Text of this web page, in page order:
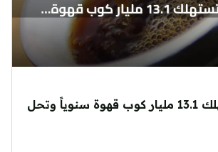
السعودية تستهلك 13.1 مليار كوب قهوة سنوياً وتحل